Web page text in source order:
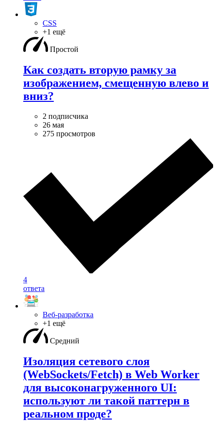
CSS
+1 ещё
Простой
Как создать вторую рамку за
изображением, смещенную влево и
вниз?
2 подписчика
26 мая
275 просмотров
4
ответа
Веб-разработка
+1 ещё
Средний
Изоляция сетевого слоя
(WebSockets/Fetch) в Web Worker
для высоконагруженного UI:
используют ли такой паттерн в
реальном проде?